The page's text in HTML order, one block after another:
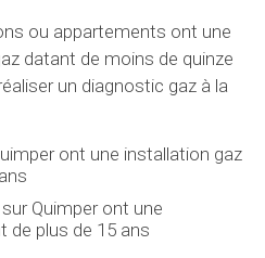
ou appartements ont une
datant de moins de quinze
un diagnostic gaz à la
ont une installation gaz
Quimper ont une
de plus de 15 ans